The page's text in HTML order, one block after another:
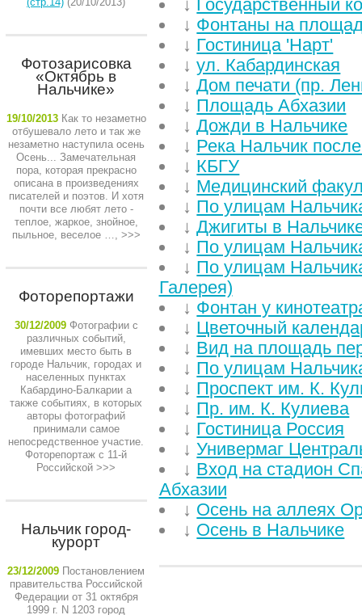
Фотозарисовка
«Октябрь в
Нальчике»
19/10/2013 Как то незаметно
отбушевало лето и так же
незаметно наступила осень
Осень... Замечательная
пора, которая прекрасно
описана в произведениях
писателей и поэтов. И хотя
почти все любят лето -
теплое, жаркое, знойное,
пыльное, веселое …, >>>
Фоторепортажи
30/12/2009 Фотографии с
различных событий,
имевших место быть в
городе Нальчик, городах и
населенных пунктах
Кабардино-Балкарии а
также событиях, в которых
авторы фотографий
принимали самое
непосредственное участие.
Фоторепортаж с 11-й
Российской >>>
Нальчик город-
курорт
23/12/2009 Постановлением
правительства Российской
Федерации от 31 октября
1999 г. N 1203 город
↓ Государственный
↓ Фонтаны на
↓ Гостиница 'Нарт'
↓ул. Кабардинская
↓Дом печати (пр.
↓ Площадь Абхазии
↓Дожди в Нальчике
↓ Река Нальчик
↓ КБГУ
↓ Медицинский
↓ По улицам
↓Джигиты в
↓ По улицам
↓ По улицам
Галерея)
↓ Фонтан у
↓ Цветочный
↓ Вид на площадь
↓ По улицам
↓ Проспект им. К.
↓ Пр. им. К. Кулиева
↓ Гостиница Россия
↓Универмаг
↓ Вход на стадион
Абхазии
↓ Осень на аллеях
↓ Осень в Нальчике